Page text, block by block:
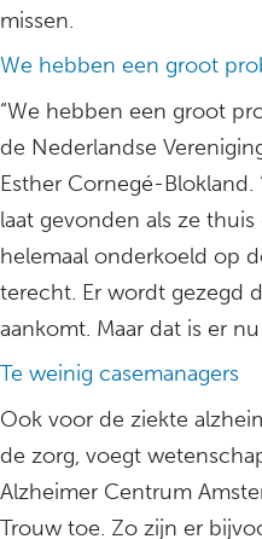
missen.
We hebben een groot
“We hebben een groot
de Nederlandse
Esther Cornegé-
laat gevonden als ze
helemaal onderkoeld op
terecht. Er wordt gezegd
aankomt. Maar dat is er nu
Te weinig casemanagers
Ook voor de ziekte
de zorg, voegt
Alzheimer Centrum
Trouw toe. Zo zijn er